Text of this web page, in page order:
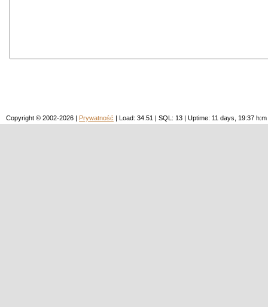
Copyright © 2002-2026 | Prywatność | Load: 34.51 | SQL: 13 | Uptime: 11 days, 19:37